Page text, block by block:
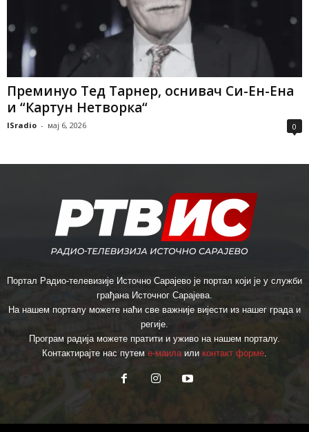
Преминуо Тед Тарнер, оснивач Си-Ен-Ена
и “Картун Нетворка“
ISradio - мај 6, 2026 0
Портал Радио-телевизије Источно Сарајево је портал који је у служби
грађана Источног Сарајева.
На нашем порталу можете наћи све важније вијести из нашег града и
регије.
Програм радија можете пратити и уживо на нашем порталу.
Контактирајте нас путем е-маилаили контакт форме.